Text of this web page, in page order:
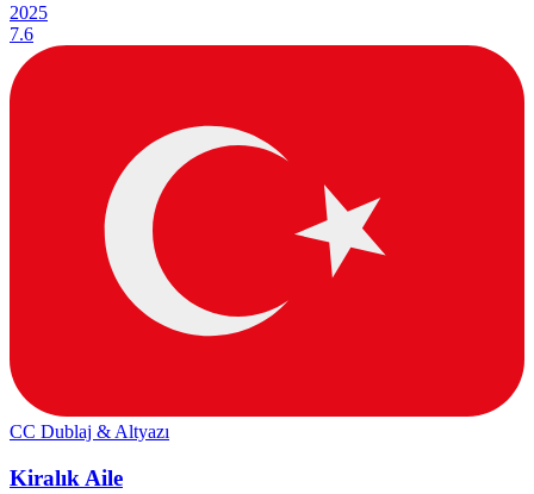
2025
7.6
CC Dublaj & Altyazı
Kiralık Aile